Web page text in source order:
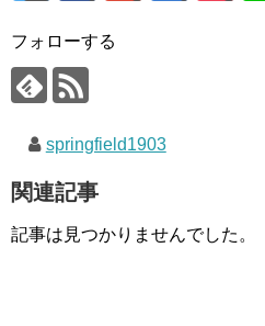
フォローする
springfield1903
関連記事
記事は見つかりませんでした。